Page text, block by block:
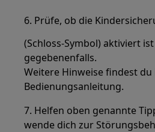
6. Prüfe, ob die
(Schloss-Symbol) aktiviert
gegebenenfalls.
Weitere Hinweise findest du
Bedienungsanleitung.
7. Helfen oben genannte
wende dich zur